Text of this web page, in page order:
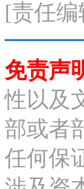
[责任
免责声
性以及
部或者
任何保